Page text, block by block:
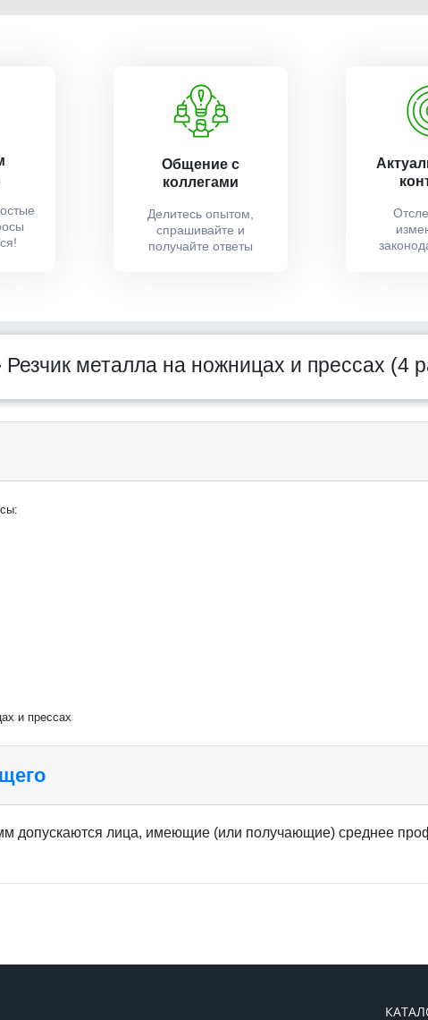
Общение с
коллегами
Делитесь опытом,
спрашивайте и
получайте ответы
Резчик металла на ножницах и прессах (4
и прессах
допускаются лица, имеющие (или получающие) среднее